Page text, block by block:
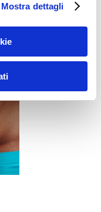
Mostra dettagli